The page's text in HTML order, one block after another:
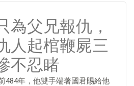
為父兄報仇，
人起棺鞭屍三
不忍睹
484年，他雙手端著國君賜給他